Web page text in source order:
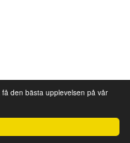
den bästa upplevelsen på vår